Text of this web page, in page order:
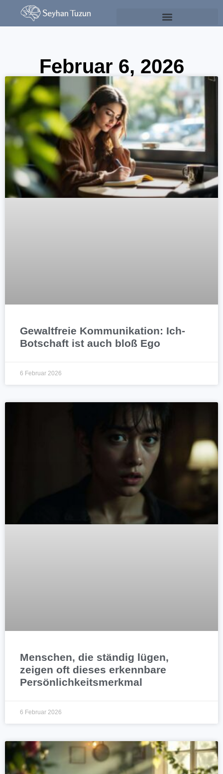
Februar 6, 2026
Gewaltfreie Kommunikation: Ich-
Botschaft ist auch bloß Ego
6 Februar 2026
Menschen, die ständig lügen,
zeigen oft dieses erkennbare
Persönlichkeitsmerkmal
6 Februar 2026